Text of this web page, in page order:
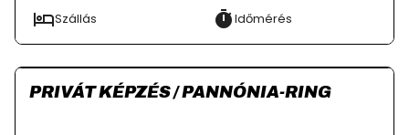
Szállás
Időmérés
PRIVÁT KÉPZÉS / PANNÓNIA-RING